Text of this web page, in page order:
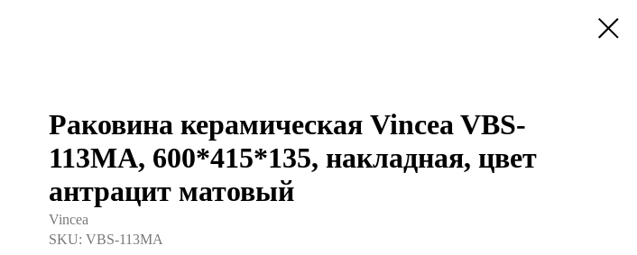
Раковина керамическая Vincea VBS-
113MA, 600*415*135, накладная, цвет
антрацит матовый
Vincea
SKU: VBS-113MA